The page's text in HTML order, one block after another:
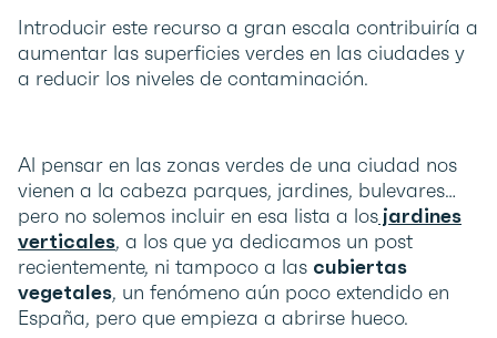
Introducir este recurso a gran escala contribuiría a
aumentar las superficies verdes en las ciudades y
a reducir los niveles de contaminación.
Al pensar en las zonas verdes de una ciudad nos
vienen a la cabeza parques, jardines, bulevares…
pero no solemos incluir en esa lista a los jardines
verticales, a los que ya dedicamos un post
recientemente, ni tampoco a las cubiertas
vegetales, un fenómeno aún poco extendido en
España, pero que empieza a abrirse hueco.